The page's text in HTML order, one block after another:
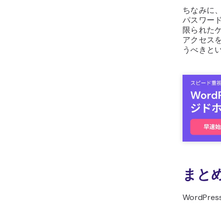
ちなみに
パスワー
限られた
アクセス
うべきと
まと